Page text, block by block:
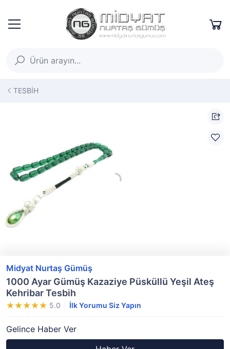
TESBİH
Midyat Nurtaş Gümüş
1000 Ayar Gümüş Kazaziye Püsküllü Yeşil Ateş
Kehribar Tesbih
5.0 İlk Yorumu Siz Yapın
Gelince Haber Ver